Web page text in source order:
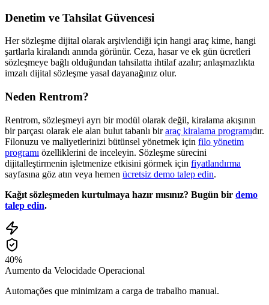
Denetim ve Tahsilat Güvencesi
Her sözleşme dijital olarak arşivlendiği için hangi araç kime, hangi
şartlarla kiralandı anında görünür. Ceza, hasar ve ek gün ücretleri
sözleşmeye bağlı olduğundan tahsilatta ihtilaf azalır; anlaşmazlıkta
imzalı dijital sözleşme yasal dayanağınız olur.
Neden Rentrom?
Rentrom, sözleşmeyi ayrı bir modül olarak değil, kiralama akışının
bir parçası olarak ele alan bulut tabanlı biraraç kiralama programıdır.
Filonuzu ve maliyetlerinizi bütünsel yönetmek için filo yönetim
programı özelliklerini de inceleyin. Sözleşme sürecini
dijitalleştirmenin işletmenize etkisini görmek için fiyatlandırma
sayfasına göz atın veya hemen ücretsiz demo talep edin.
Kağıt sözleşmeden kurtulmaya hazır mısınız? Bugün bir demo
talep edin.
40%
Aumento da Velocidade Operacional
Automações que minimizam a carga de trabalho manual.